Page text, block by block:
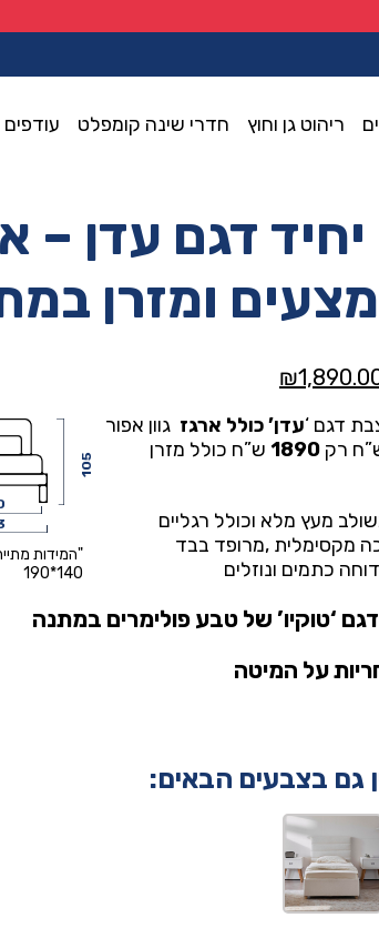
ריהוט גן וחוץ חדרי שינה קומפלט עודפים
דגם עדן –
ומזרן
₪
הוא:
₪1,890.00.
105
"המידות
140*190
דגם ‘עדן’ כולל ארגז גוון אפור
1890 ש”ח כולל מזרן
מעץ מלא וכולל רגליים
מקסימלית ,מרופד בבד
‘טוקיו’ של טבע פולימרים במתנה
גם בצבעים הבאים: